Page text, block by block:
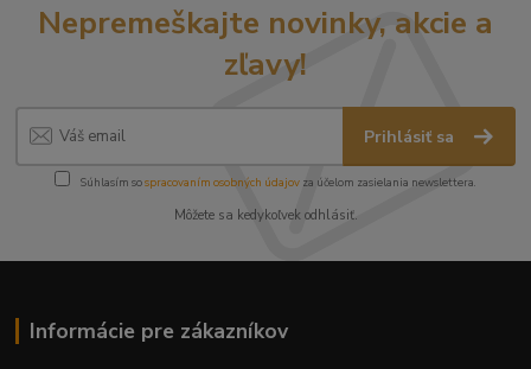
Nepremeškajte novinky, akcie a
zľavy!
Prihlásiť sa
Súhlasím sospracovaním osobných údajov za účelom zasielania newslettera.
Môžete sa kedykoľvek odhlásiť.
Informácie pre zákazníkov